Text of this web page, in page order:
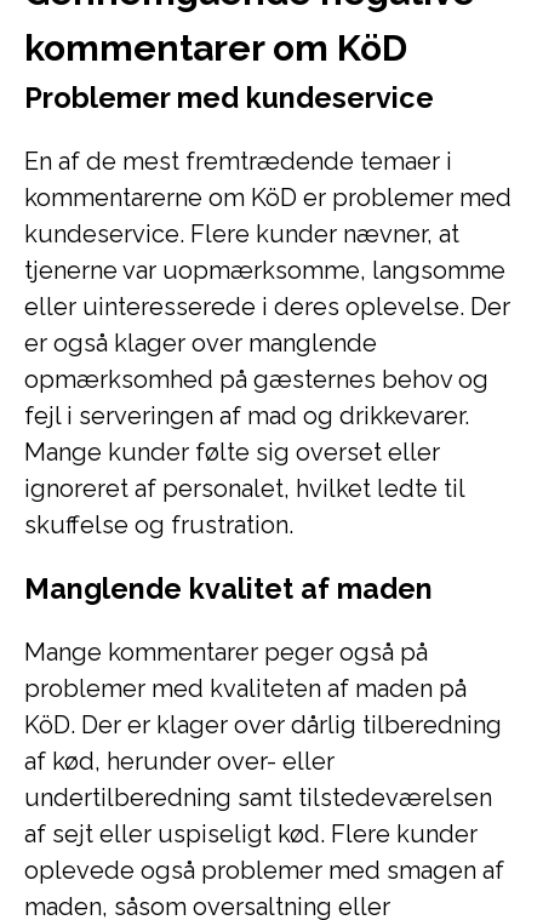
kommentarer om KöD
Problemer med kundeservice
En af de mest fremtrædende temaer i
kommentarerne om KöD er problemer med
kundeservice. Flere kunder nævner, at
tjenerne var uopmærksomme, langsomme
eller uinteresserede i deres oplevelse. Der
er også klager over manglende
opmærksomhed på gæsternes behov og
fejl i serveringen af mad og drikkevarer.
Mange kunder følte sig overset eller
ignoreret af personalet, hvilket ledte til
skuffelse og frustration.
Manglende kvalitet af maden
Mange kommentarer peger også på
problemer med kvaliteten af maden på
KöD. Der er klager over dårlig tilberedning
af kød, herunder over- eller
undertilberedning samt tilstedeværelsen
af sejt eller uspiseligt kød. Flere kunder
oplevede også problemer med smagen af ​​
maden, såsom oversaltning eller